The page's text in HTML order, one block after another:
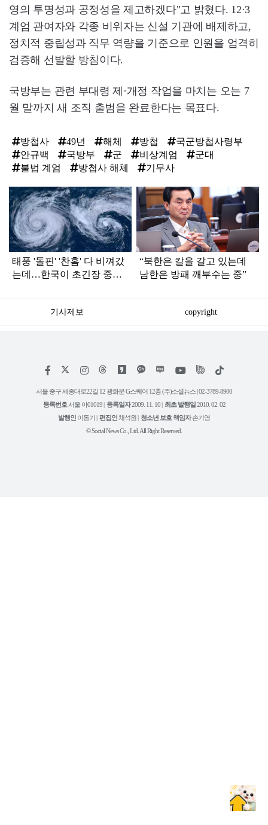
영의 투명성과 공정성을 제고하겠다"고 밝혔다. 12·3
계엄 관여자와 각종 비위자는 신설 기관에 배제하고,
정치적 중립성과 직무 역량을 기준으로 인원을 엄격히
검증해 선발할 방침이다.
국방부는 관련 부대령 제·개정 작업을 마치는 오는 7
월 말까지 새 조직 출범을 완료한다는 목표다.
방첩사 49년 해체 방첩
국군방첩사령부
안규백
국방부 군 비상계엄
군대
불법 계엄
방첩사 해체 기무사
탑
라
인
태풍 '돌핀' '찬홈' 다 비껴갔
는데…한국이 초긴장 중인
“북한은 칼을 갈고 있는데
남한은 방패 깨부수는 중”
기사제보 copyright
페
스
인
타
램
위
트
유
튜
틱
서울 중구 세종대로22길 12 광화문 G스퀘어 12층 (주)소셜뉴스 | 02-3789-8900
등록번호 서울 아01019 | 등록일자2009. 11. 10 | 최초 발행일2010. 02. 02
발행인 이동기 | 편집인채석원 | 청소년 보호 책임자손기영
© Social News Co., Ltd. All Right Reserved.